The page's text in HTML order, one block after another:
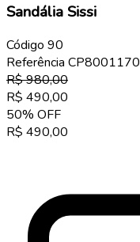
Sandália Sissi
Código 90
Referência CP8001170
R$980,00
R$ 490,00
50% OFF
R$ 490,00